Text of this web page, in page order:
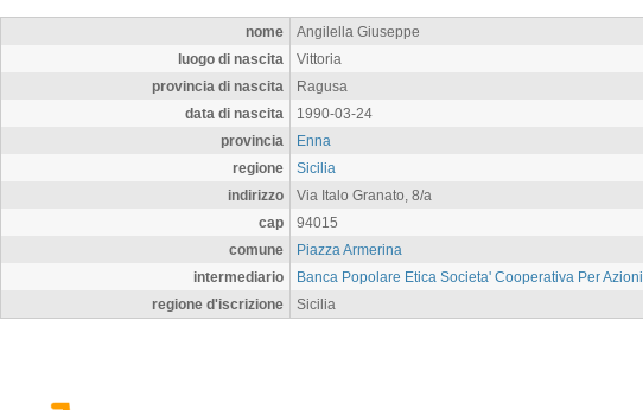
nome
Angilella Giuseppe
luogo di nascita
Vittoria
provincia di nascita
Ragusa
data di nascita
1990-03-24
provincia
Enna
regione
Sicilia
indirizzo
Via Italo Granato, 8/a
cap
94015
comune
Piazza Armerina
intermediario
Banca Popolare Etica Societa' Cooperativa Per Azioni
regione d'iscrizione
Sicilia